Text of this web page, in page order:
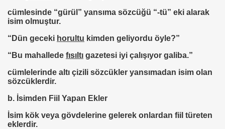
cümlesinde “gürül” yansıma sözcüğü “-tü” eki alarak
isim olmuştur.
“Dün geceki horultu kimden geliyordu öyle?”
“Bu mahallede fısıltı gazetesi iyi çalışıyor galiba.”
cümlelerinde altı çizili sözcükler yansımadan isim olan
sözcüklerdir.
b. İsimden Fiil Yapan Ekler
İsim kök veya gövdelerine gelerek onlardan fiil türeten
eklerdir.